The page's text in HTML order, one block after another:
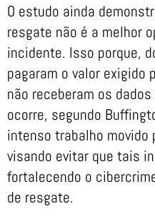
O estudo ainda
resgate não é a melhor
incidente. Isso porque,
pagaram o valor exigido
não receberam os
ocorre, segundo
intenso trabalho
visando evitar que tais
fortalecendo o
de resgate.